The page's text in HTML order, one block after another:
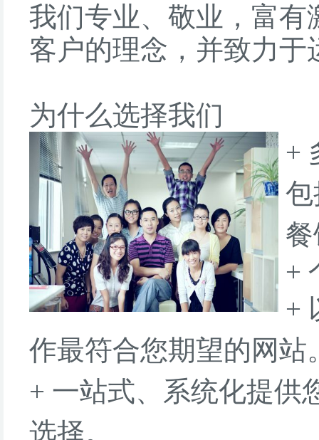
我们专业、敬业，富
客户的理念，并致力
为什么选择我们
+
+
+
作最符合您期望的网站
+ 一站式、系统化提供
选择。